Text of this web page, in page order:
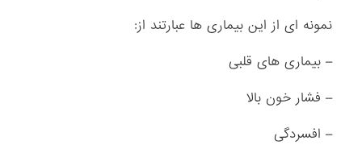
نمونه ای از این بیماری ها عبارتند از:
– بیماری های قلبی
– فشار خون بالا
– افسردگی